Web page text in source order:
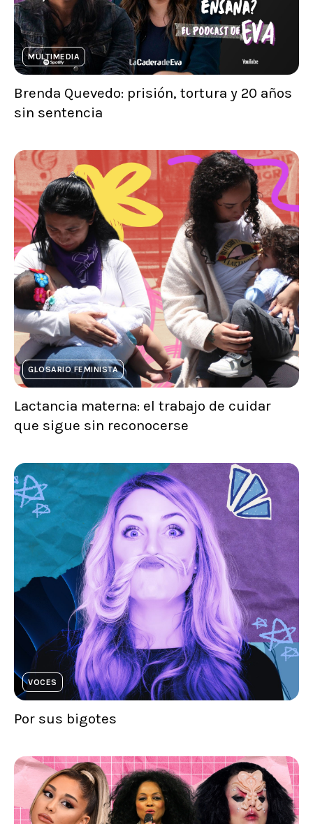
MULTIMEDIA
Brenda Quevedo: prisión, tortura y 20 años
sin sentencia
GLOSARIO FEMINISTA
Lactancia materna: el trabajo de cuidar
que sigue sin reconocerse
VOCES
Por sus bigotes